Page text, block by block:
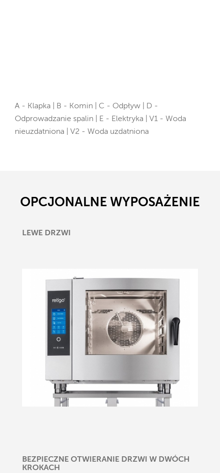
A - Klapka | B - Komin | C - Odpływ | D -
Odprowadzanie spalin | E - Elektryka | V1 - Woda
nieuzdatniona | V2 - Woda uzdatniona
OPCJONALNE WYPOSAŻENIE
LEWE DRZWI
BEZPIECZNE OTWIERANIE DRZWI W DWÓCH
KROKACH